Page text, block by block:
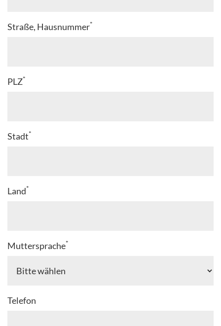
Straße, Hausnummer*
PLZ*
Stadt*
Land*
Muttersprache*
Telefon